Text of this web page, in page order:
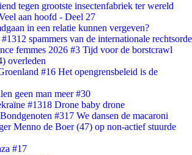
tegen grootste insectenfabriek ter wereld
aan hoofd - Deel 27
in een relatie kunnen vergeven?
spammers van de internationale rechtsorde
femmes 2026 #3 Tijd voor de borstcrawl
overleden
#16 Het opengrensbeleid is de
geen man meer #30
#1318 Drone baby drone
#317 We dansen de macaroni
Menno de Boer (47) op non-actief stuurde
#17